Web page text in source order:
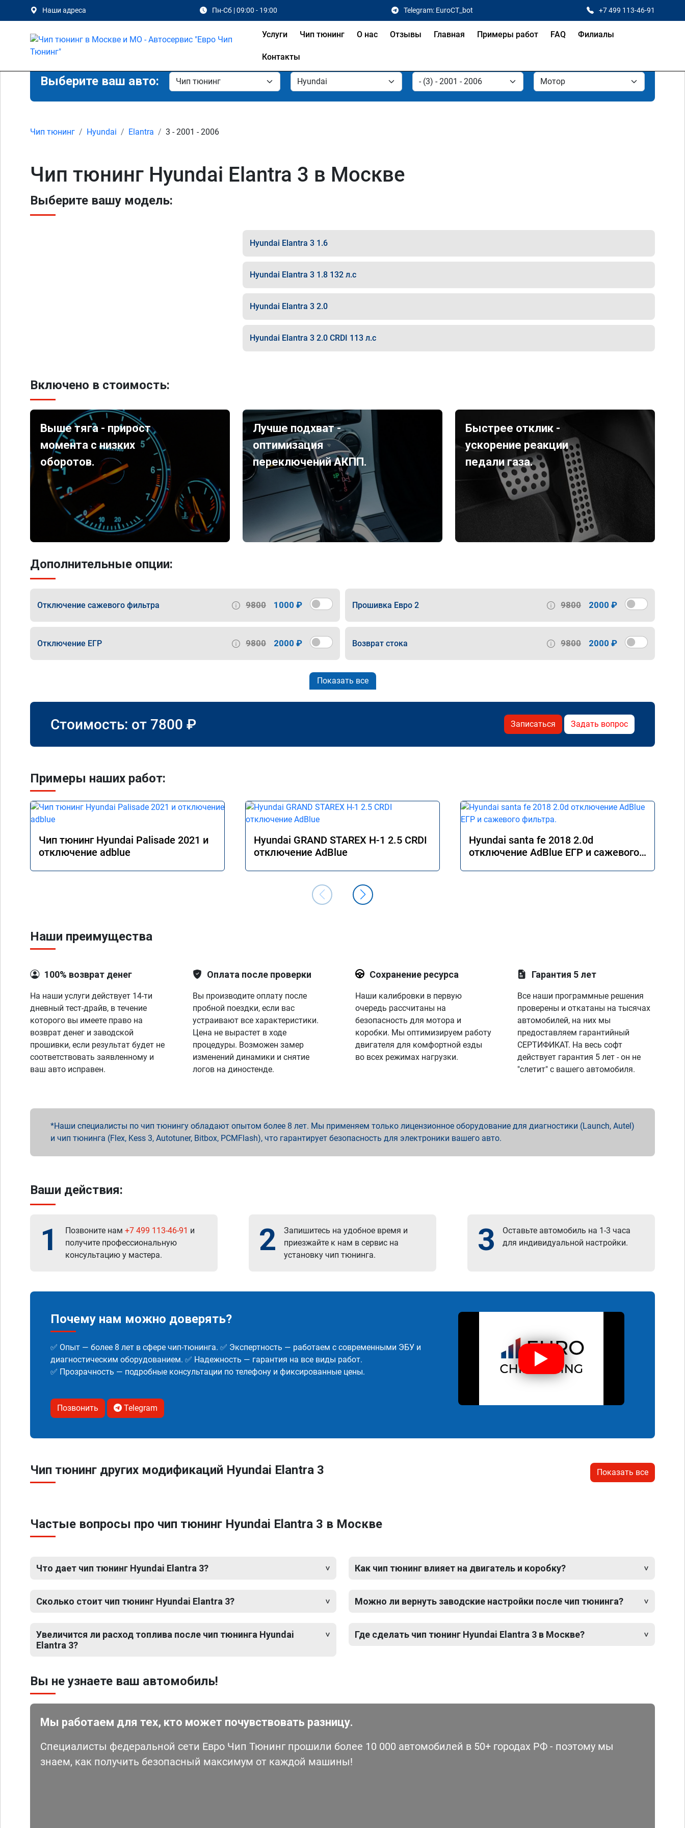
Наши адреса Пн-Сб | 09:00 - 19:00 Telegram: EuroCT_bot +7 499 113-46-91
Услуги Чип тюнинг О нас Отзывы Главная Примеры работ FAQ Филиалы
Контакты
Выберите ваш авто:
Чип тюнинг Hyundai Elantra 3 - 2001 - 2006
Чип тюнинг Hyundai Elantra 3 в Москве
Выберите вашу модель:
Hyundai Elantra 3 1.6
Hyundai Elantra 3 1.8 132 л.с
Hyundai Elantra 3 2.0
Hyundai Elantra 3 2.0 CRDI 113 л.с
Включено в стоимость:
Выше тяга - прирост
момента с низких
оборотов.
Лучше подхват -
оптимизация
переключений АКПП.
Быстрее отклик -
ускорение реакции
педали газа.
Дополнительные опции:
Отключение сажевого фильтра 9800 1000 ₽ Прошивка Евро 2 9800 2000 ₽
Отключение ЕГР 9800 2000 ₽ Возврат стока 9800 2000 ₽
Показать все
Стоимость: от 7800 ₽ Записаться Задать вопрос
Примеры наших работ:
Чип тюнинг Hyundai Palisade 2021 и
отключение adblue
Hyundai GRAND STAREX H-1 2.5 CRDI
отключение AdBlue
Hyundai santa fe 2018 2.0d
отключение AdBlue ЕГР и сажевого
Наши преимущества
100% возврат денег
На наши услуги действует 14-ти
дневный тест-драйв, в течение
которого вы имеете право на
возврат денег и заводской
прошивки, если результат будет не
соответствовать заявленному и
ваш авто исправен.
Оплата после проверки
Вы производите оплату после
пробной поездки, если вас
устраивают все характеристики.
Цена не вырастет в ходе
процедуры. Возможен замер
изменений динамики и снятие
логов на диностенде.
Сохранение ресурса
Наши калибровки в первую
очередь рассчитаны на
безопасность для мотора и
коробки. Мы оптимизируем работу
двигателя для комфортной езды
во всех режимах нагрузки.
Гарантия 5 лет
Все наши программные решения
проверены и откатаны на тысячах
автомобилей, на них мы
предоставляем гарантийный
СЕРТИФИКАТ. На весь софт
действует гарантия 5 лет - он не
"слетит" с вашего автомобиля.
Наши специалисты по чип тюнингу обладают опытом более 8 лет. Мы применяем только лицензионное оборудование для диагностики (Launch, Autel)
и чип тюнинга (Flex, Kess 3, Autotuner, Bitbox, PCMFlash), что гарантирует безопасность для электроники вашего авто.
Ваши действия:
1 Позвоните нам +7 499 113-46-91 и
получите профессиональную
консультацию у мастера.
2
Запишитесь на удобное время и
приезжайте к нам в сервис на
установку чип тюнинга.
3
Оставьте автомобиль на 1-3 часа
для индивидуальной настройки.
Почему нам можно доверять?
✅ Опыт — более 8 лет в сфере чип-тюнинга. ✅ Экспертность — работаем с современными ЭБУ и
диагностическим оборудованием. ✅ Надежность — гарантия на все виды работ.
✅ Прозрачность — подробные консультации по телефону и фиксированные цены.
Позвонить Telegram
Чип тюнинг других модификаций Hyundai Elantra 3 Показать все
Частые вопросы про чип тюнинг Hyundai Elantra 3 в Москве
Что дает чип тюнинг Hyundai Elantra 3?
Сколько стоит чип тюнинг Hyundai Elantra 3?
Увеличится ли расход топлива после чип тюнинга Hyundai
Elantra 3?
Как чип тюнинг влияет на двигатель и коробку?
Можно ли вернуть заводские настройки после чип тюнинга?
Где сделать чип тюнинг Hyundai Elantra 3 в Москве?
Вы не узнаете ваш автомобиль!
Мы работаем для тех, кто может почувствовать разницу.
Специалисты федеральной сети Евро Чип Тюнинг прошили более 10 000 автомобилей в 50+ городах РФ - поэтому мы
знаем, как получить безопасный максимум от каждой машины!